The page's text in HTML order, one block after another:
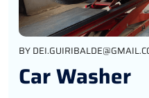
BY
Car Washer